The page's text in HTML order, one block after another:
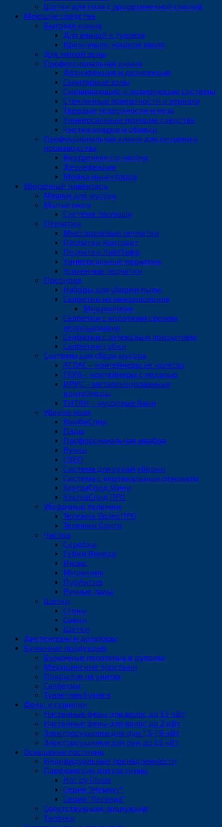
Щетки для пола с прорезиненной смолой
Моющие средства
Бытовая химия
Для ванной и туалета
Крем-мыло, жидкое мыло
Для жилой зоны
Профессиональная химия
Дезинфекция и дезисекция
Санитарные зоны
Смешивающие и дозирующие системы
Стеклянные поверхности и зеркала
Твердые поверхности и пола
Универсальные моющие средства
Чистка ковров и обивки
Профессиональная химия для пищевого
производства
Внутренняя cip-мойка
Дезинфекция
Мойка иньекторов
Уборочный инвентарь
Мешки для мусора
Мытьё окон
Система Эволюшн
Перчатки
Многоцелевые перчатки
Перчатки Контракт
Перчатки ЛайтТафф
Универсальные перчатки
Усиленные перчатки
Протирка
Наборы для уборки пыли
Салфетки из микроволокна
МикронКвик
Салфетки с коротким сроком
использования
Салфетки с латексным покрытием
Салфетки-губки
Системы для сбора мусора
АТЛАС - контейнеры на колёсах
ГЕРА - контейнеры с педалью
ИРИС - металлизированные
контейнеры
ТИТАН - мусорные баки
Уборка пола
КомбиСпид
Пады
Профессиональная швабра
Ручки
СВЕП
Система для сухой уборки
Система с вертикальным отжимом
УльтраСпид Мини
УльтраСпид ПРО
Уборочные тележки
Тележка ВолеоПРО
Тележки Ориго
Чистка
Скребки
Губки Виледа
Инокс
Мираклин
ПурАктив
Ручные пады
Щётки
Сгоны
Совки
Щётки
Диспенсеры и дозаторы
Бумажная продукция
Бумажные полотенца в рулонах
Медицинские простыни
Покрытия на унитаз
Салфетки
Туалетная бумага
Фены и сушилки
Настенные фены для волос до 1,5 кВт
Настенные фены для волос до 2 кВт
Электросушилки для рук 1,5-1,9 кВт
Электросушилки для рук до 1,5 кВт
Оснащение гостиниц
Индивидуальные пренадлежности
Парфюмерия для гостиниц
Hot by Globe
Серия "Жемчуг"
Серия "Легенда"
Сопутствующая продукция
Тапочки